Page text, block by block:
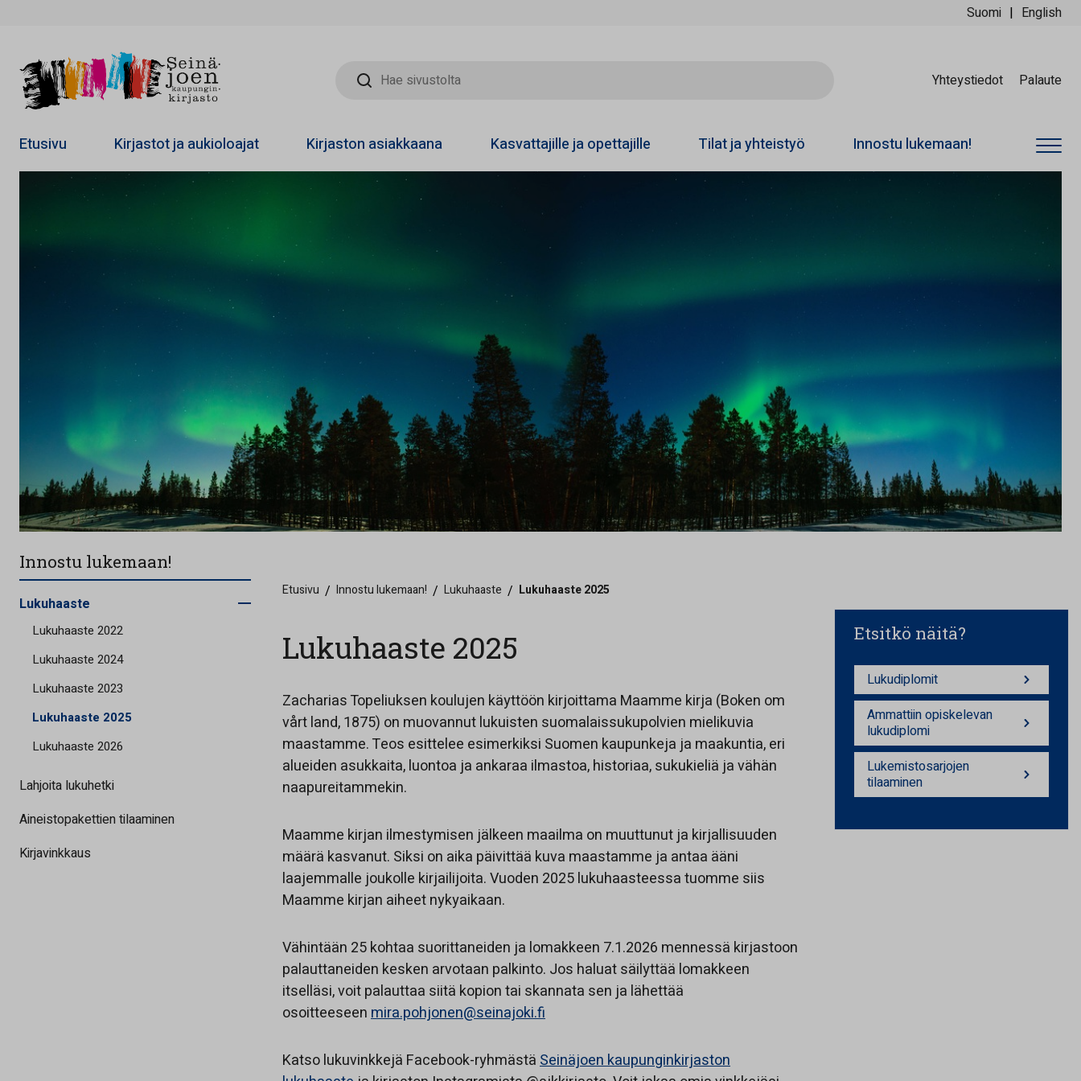
Suomi English
Hae sivustolta
Yhteystiedot Palaute
Etusivu Kirjastot ja aukioloajat Kirjaston asiakkaana Kasvattajille ja opettajille Tilat ja yhteistyö Innostu lukemaan!
Innostu lukemaan!
Lukuhaaste
Lukuhaaste 2022
Lukuhaaste 2024
Lukuhaaste 2023
Lukuhaaste 2025
Lukuhaaste 2026
Lahjoita lukuhetki
Aineistopakettien tilaaminen
Kirjavinkkaus
Etusivu / Innostu lukemaan! / Lukuhaaste / Lukuhaaste 2025
Lukuhaaste 2025
Zacharias Topeliuksen koulujen käyttöön kirjoittama Maamme kirja (Boken om
vårt land, 1875) on muovannut lukuisten suomalaissukupolvien mielikuvia
maastamme. Teos esittelee esimerkiksi Suomen kaupunkeja ja maakuntia, eri
alueiden asukkaita, luontoa ja ankaraa ilmastoa, historiaa, sukukieliä ja vähän
naapureitammekin.
Maamme kirjan ilmestymisen jälkeen maailma on muuttunut ja kirjallisuuden
määrä kasvanut. Siksi on aika päivittää kuva maastamme ja antaa ääni
laajemmalle joukolle kirjailijoita. Vuoden 2025 lukuhaasteessa tuomme siis
Maamme kirjan aiheet nykyaikaan.
Vähintään 25 kohtaa suorittaneiden ja lomakkeen 7.1.2026 mennessä kirjastoon
palauttaneiden kesken arvotaan palkinto. Jos haluat säilyttää lomakkeen
itselläsi, voit palauttaa siitä kopion tai skannata sen ja lähettää
osoitteeseenmira.pohjonen@seinajoki.fi
Katso lukuvinkkejä Facebook-ryhmästäSeinäjoen kaupunginkirjaston
Etsitkö näitä?
Lukudiplomit
Ammattiin opiskelevan
lukudiplomi
Lukemistosarjojen
tilaaminen